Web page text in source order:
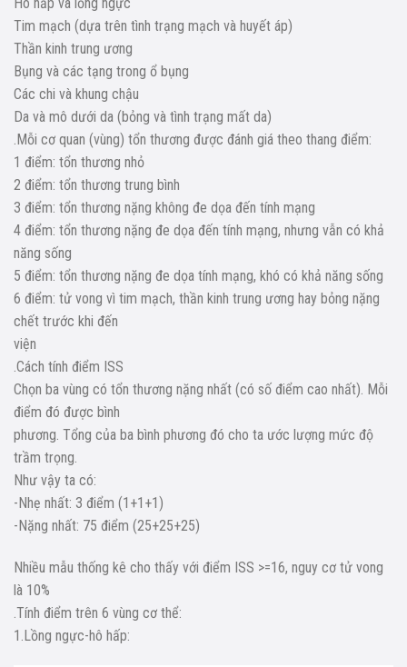
Tim mạch (dựa trên tình trạng mạch và huyết áp)
Thần kinh trung ương
Bụng và các tạng trong ổ bụng
Các chi và khung chậu
Da và mô dưới da (bỏng và tình trạng mất da)
.Mỗi cơ quan (vùng) tổn thương được đánh giá theo thang điểm:
1 điểm: tổn thương nhỏ
2 điểm: tổn thương trung bình
3 điểm: tổn thương nặng không đe dọa đến tính mạng
4 điểm: tổn thương nặng đe dọa đến tính mạng, nhưng vẫn có khả
năng sống
5 điểm: tổn thương nặng đe dọa tính mạng, khó có khả năng sống
6 điểm: tử vong vì tim mạch, thần kinh trung ương hay bỏng nặng
chết trước khi đến
viện
.Cách tính điểm ISS
Chọn ba vùng có tổn thương nặng nhất (có số điểm cao nhất). Mỗi
điểm đó được bình
phương. Tổng của ba bình phương đó cho ta ước lượng mức độ
trầm trọng.
Như vậy ta có:
-Nhẹ nhất: 3 điểm (1+1+1)
-Nặng nhất: 75 điểm (25+25+25)
Nhiều mẫu thống kê cho thấy với điểm ISS >=16, nguy cơ tử vong
là 10%
.Tính điểm trên 6 vùng cơ thể:
1.Lồng ngực-hô hấp: